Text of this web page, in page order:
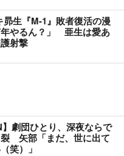
昴生『M-1』敗者復活の漫
やるん？」 亜生は愛あ
射撃
】劇団ひとり、深夜ならで
矢部「まだ、世に出て
笑）」